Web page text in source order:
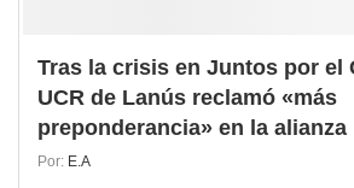
Tras la crisis en Juntos por el
UCR de Lanús reclamó «más
preponderancia» en la alianza
Por: E.A